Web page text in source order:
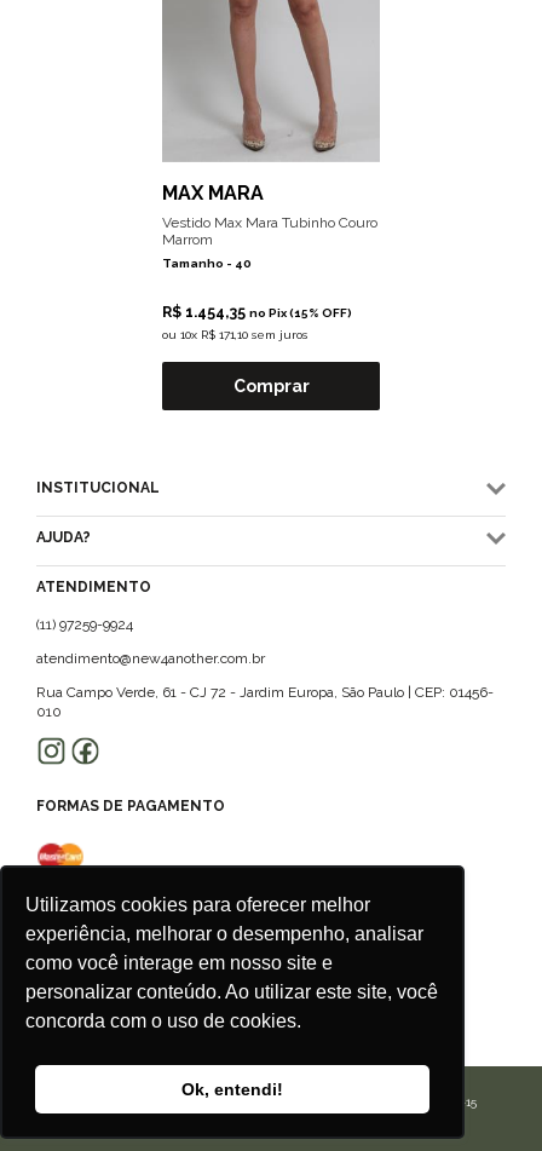
Utilizamos cookies para oferecer melhor
experiência, melhorar o desempenho, analisar
como você interage em nosso site e
personalizar conteúdo. Ao utilizar este site, você
concorda com o uso de cookies.
Ok, entendi!
MAX MARA
Vestido Max Mara Tubinho Couro
Marrom
Tamanho - 40
R$ 1.454,35 no Pix (15% OFF)
ou 10x R$ 171,10 sem juros
Comprar
INSTITUCIONAL
AJUDA?
ATENDIMENTO
(11) 97259-9924
atendimento@new4another.com.br
Rua Campo Verde, 61 - CJ 72 - Jardim Europa, São Paulo | CEP: 01456-
010
FORMAS DE PAGAMENTO
CALU ROUPAS ACESSORIOS E SERVICOS LTDA | CNPJ: 42.506.175/0001-15